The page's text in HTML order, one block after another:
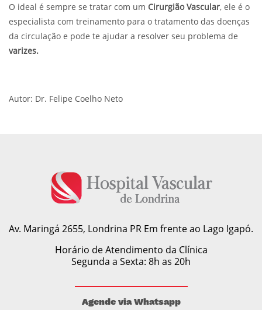
O ideal é sempre se tratar com um Cirurgião Vascular, ele é o
especialista com treinamento para o tratamento das doenças
da circulação e pode te ajudar a resolver seu problema de
varizes.
Autor: Dr. Felipe Coelho Neto
Av. Maringá 2655, Londrina PR Em frente ao Lago Igapó.
Horário de Atendimento da Clínica
Segunda a Sexta: 8h as 20h
Agende via Whatsapp